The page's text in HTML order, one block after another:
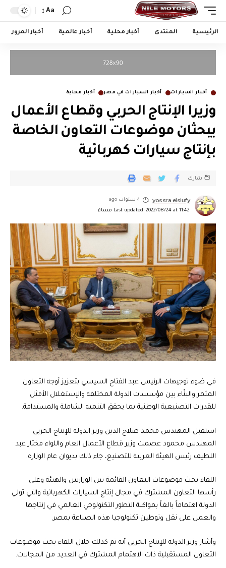
Aa
الرئيسية المنتدى أخبار محلية أخبار عالمية أخبار المرور
أخبار السيارات أخبار السيارات في مصر أخبار محلية
وزيرا الإنتاج الحربي وقطاع الأعمال
يبحثان موضوعات التعاون الخاصة
بإنتاج سيارات كهربائية
Last updated: 2022/08/24 at 11:42 مساءً
yossra elsiufy 4 سنوات ago
شارك
في ضوء توجيهات الرئيس عبد الفتاح السيسي بتعزيز أوجه التعاون
المثمر والبنّاء بين مؤسسات الدولة المختلفة والإستغلال الأمثل
للقدرات التصنيعية الوطنية بما يحقق التنمية الشاملة والمستدامة.
استقبل المهندس محمد صلاح الدين وزير الدولة للإنتاج الحربي
المهندس محمود عصمت وزير قطاع الأعمال العام واللواء مختار عبد
اللطيف رئيس الهيئة العربية للتصنيع، جاء ذلك بديوان عام الوزارة.
اللقاء بحث موضوعات التعاون القائمة بين الوزارتين والهيئة وعلى
رأسها التعاون المشترك في مجال إنتاج السيارات الكهربائية والتي تولي
الدولة اهتماماً بالغاً بمواكبة التطور التكنولوجي العالمي في إنتاجها
والعمل على نقل وتوطين تكنولوجيا هذه الصناعة بمصر.
وأشار وزير الدولة للإنتاج الحربي أنه تم كذلك خلال اللقاء بحث موضوعات
التعاون المستقبلية ذات الاهتمام المشترك في العديد من المجالات.